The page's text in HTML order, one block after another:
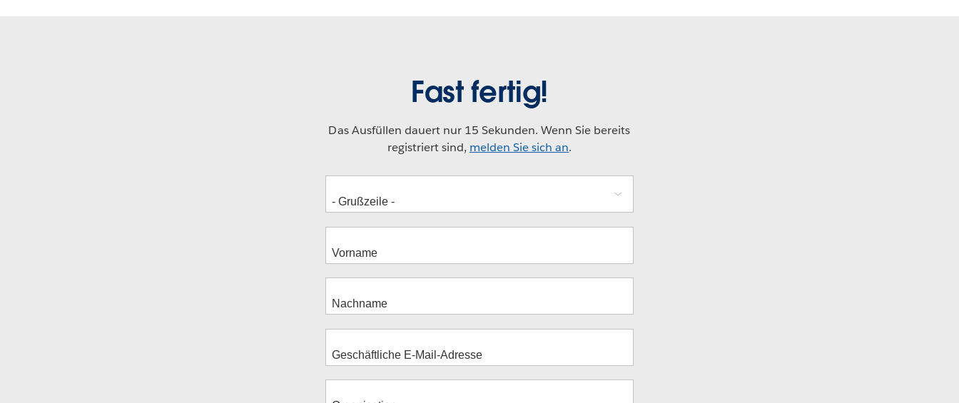
Fast fertig!
Das Ausfüllen dauert nur 15 Sekunden. Wenn Sie bereits
registriert sind, melden Sie sich an.